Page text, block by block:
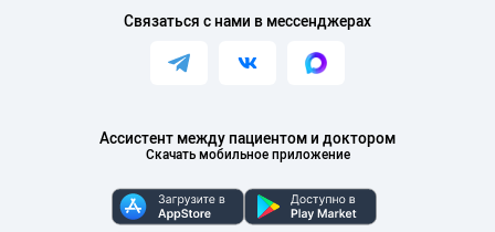
Ассистент между пациентом и доктором
Скачать мобильное приложение
Связаться с нами в мессенджерах